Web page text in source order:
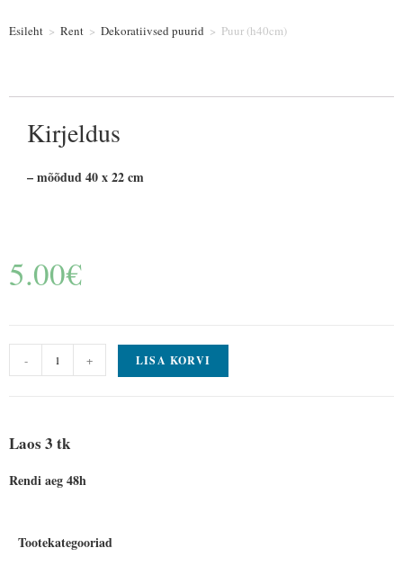
Esileht > Rent > Dekoratiivsed puurid > Puur (h40cm)
Kirjeldus
– mõõdud 40 x 22 cm
5.00€
- + LISA KORVI
Laos 3 tk
Rendi aeg 48h
Tootekategooriad